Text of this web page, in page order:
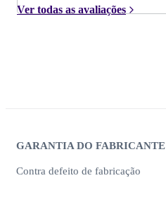
Ver todas as avaliações
GARANTIA DO FABRICANTE
Contra defeito de fabricação